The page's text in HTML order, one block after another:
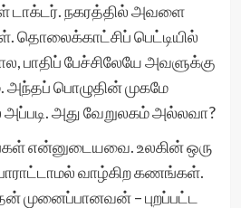
டாக்டர். நகரத்தில் அவளை
தொலைக்காட்சிப் பெட்டியில்
பாதிப் பேச்சிலேயே அவளுக்கு
அந்தப் பொழுதின் முகமே
அது வேறுலகம் அல்லவா?
என்னுடையவை. உலகின் ஒரு
வாழ்கிற கணங்கள்.
முனைப்பானவன் – புறப்பட்ட